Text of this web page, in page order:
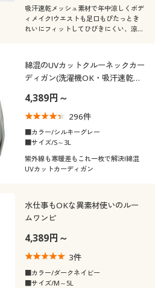
吸汗速乾メッシュ素材で年中涼しくボデ
ィメイク!ウエストも足口もぴたっとき
れいにフィットしてひびきにくい、涼ぴ
綿混のUVカットクルーネックカー
ディガン(洗濯機OK・吸汗速乾・
4,389円～
296件
■カラー/シルキーグレー
■サイズ/S～3L
紫外線も寒暖差もこれ一枚で解決!綿混
UVカットカーディガン
水仕事もOKな異素材使いのルー
ムワンピ
4,389円～
3件
■カラー/ダークネイビー
■サイズ/M～5L